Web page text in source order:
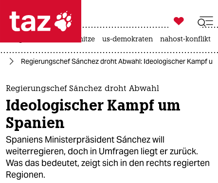
 taz zahl ich
taz zahl ich
themen
politik
öko
gesellschaft
kultur

taz zahl ich
hitze us-demokraten nahost-konflikt
Regierungschef Sánchez droht Abwahl: Ideologischer Kampf
Regierungschef Sánchez droht Abwahl
Ideologischer Kampf um
Spanien
Spaniens Ministerpräsident Sánchez will
weiterregieren, doch in Umfragen liegt er zurück.
Was das bedeutet, zeigt sich in den rechts regierten
Regionen.